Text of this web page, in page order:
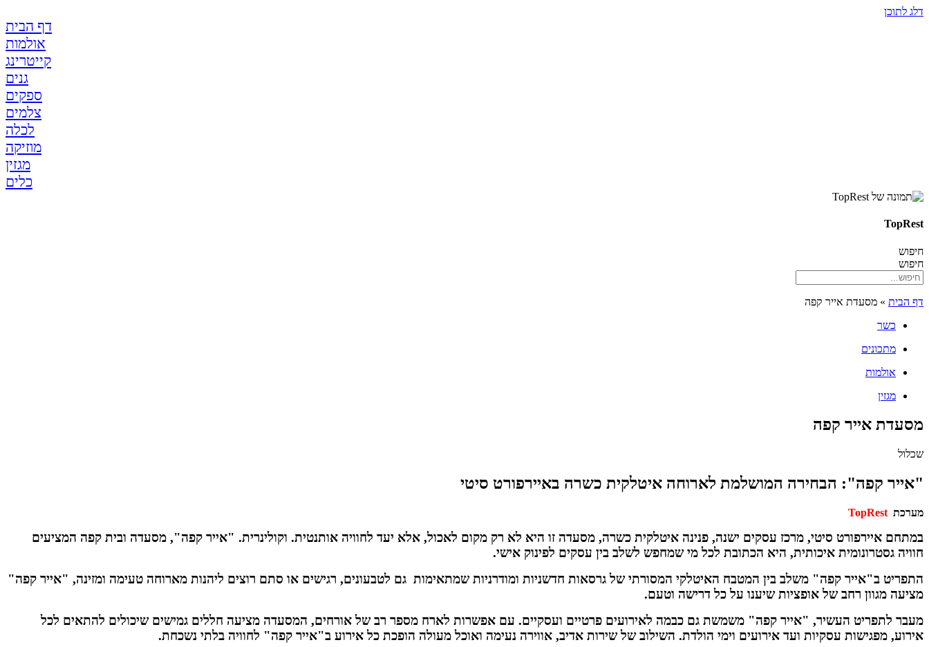
דלג לתוכן
דף הבית
אולמות
קייטרינג
גנים
ספקים
צלמים
לכלה
מוזיקה
מגזין
כלים
TopRest
חיפוש
חיפוש
דף הבית » מסעדת אייר קפה
כשר
מתכונים
אולמות
מגזין
מסעדת אייר קפה
שכלול
"אייר קפה": הבחירה המושלמת לארוחה איטלקית כשרה באיירפורט סיטי
מערכת TopRest
במתחם איירפורט סיטי, מרכז עסקים ישנה, פנינה איטלקית כשרה, מסעדה זו היא לא רק מקום לאכול, אלא יעד לחוויה אותנטית. וקולינרית. "אייר קפה", מסעדה ובית קפה המציעים
חוויה גסטרונומית איכותית, היא הכתובת לכל מי שמחפש לשלב בין עסקים לפינוק אישי.
התפריט ב"אייר קפה" משלב בין המטבח האיטלקי המסורתי של גרסאות חדשניות ומודרניות שמתאימות גם לטבעונים, רגישים או סתם רוצים ליהנות מארוחה טעימה ומזינה, "אייר קפה"
מציעה מגוון רחב של אופציות שיענו על כל דרישה וטעם.
מעבר לתפריט העשיר, "אייר קפה" משמשת גם כבמה לאירועים פרטיים ועסקיים. עם אפשרות לארח מספר רב של אורחים, המסעדה מציעה חללים גמישים שיכולים להתאים לכל
אירוע, מפגישות עסקיות ועד אירועים וימי הולדת. השילוב של שירות אדיב, אווירה נעימה ואוכל מעולה הופכת כל אירוע ב"אייר קפה" לחוויה בלתי נשכחת.